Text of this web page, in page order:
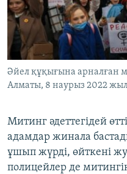
Әйел құқығына арналған
Алматы, 8 наурыз 2022
Митинг әдеттегідей
адамдар жинала
ұшып жүрді, өйткені
полицейлер де